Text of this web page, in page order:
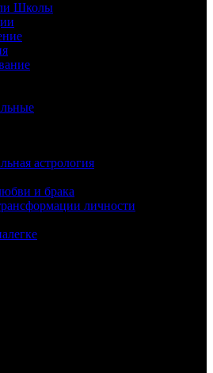
Школы
астрология
и брака
личности